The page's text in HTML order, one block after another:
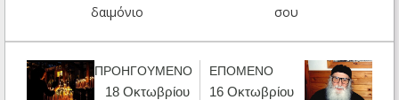
δαιμόνιο
σου
ΠΡΟΗΓΟΥΜΕΝΟ
18 Οκτωβρίου
ΕΠΟΜΕΝΟ
16 Οκτωβρίου